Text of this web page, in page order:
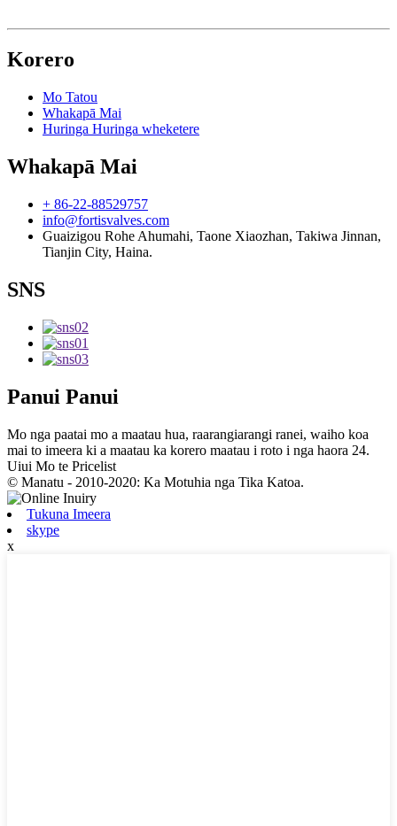
Korero
Mo Tatou
Whakapā Mai
Huringa Huringa wheketere
Whakapā Mai
+ 86-22-88529757
info@fortisvalves.com
Guaizigou Rohe Ahumahi, Taone Xiaozhan, Takiwa Jinnan,
Tianjin City, Haina.
SNS
Panui Panui
Mo nga paatai ​​mo a maatau hua, raarangiarangi ranei, waiho koa
mai to imeera ki a maatau ka korero maatau i roto i nga haora 24.
Uiui Mo te Pricelist
© Manatu - 2010-2020: Ka Motuhia nga Tika Katoa.
Tukuna Imeera
skype
x